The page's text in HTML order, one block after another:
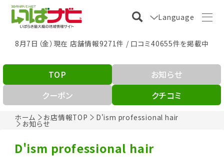
Language
8月7日（金）現在 店舗情報9271件 / 口コミ40655件を掲載中
ホーム お店情報TOP D'ism professional hair
お知らせ
TOP
お知らせ
クーポン
クチコミ
D'ism professional hair